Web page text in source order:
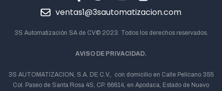
ventas1@3sautomatizacion.com
3S Automatización SA de CV© 2023. Todos los derechos reservados.
AVISO DE PRIVACIDAD.
3S AUTOMATIZACION, S.A. DE C.V., con domicilio en Calle Pelícano 355
Col. Paseo de Santa Rosa 4S, CP. 66614, en Apodaca, Estado de Nuevo